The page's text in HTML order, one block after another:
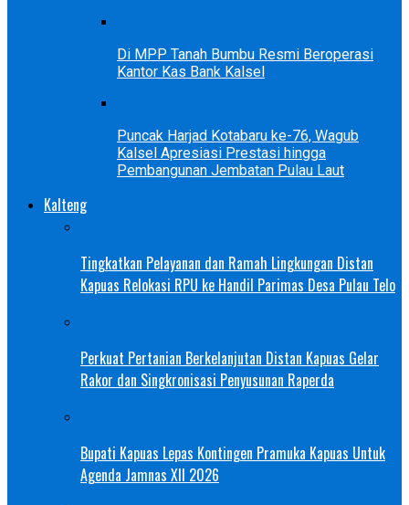
Di MPP Tanah Bumbu Resmi Beroperasi
Kantor Kas Bank Kalsel
Puncak Harjad Kotabaru ke-76, Wagub
Kalsel Apresiasi Prestasi hingga
Pembangunan Jembatan Pulau Laut
Kalteng
Tingkatkan Pelayanan dan Ramah Lingkungan Distan
Kapuas Relokasi RPU ke Handil Parimas Desa Pulau Telo
Perkuat Pertanian Berkelanjutan Distan Kapuas Gelar
Rakor dan Singkronisasi Penyusunan Raperda
Bupati Kapuas Lepas Kontingen Pramuka Kapuas Untuk
Agenda Jamnas XII 2026